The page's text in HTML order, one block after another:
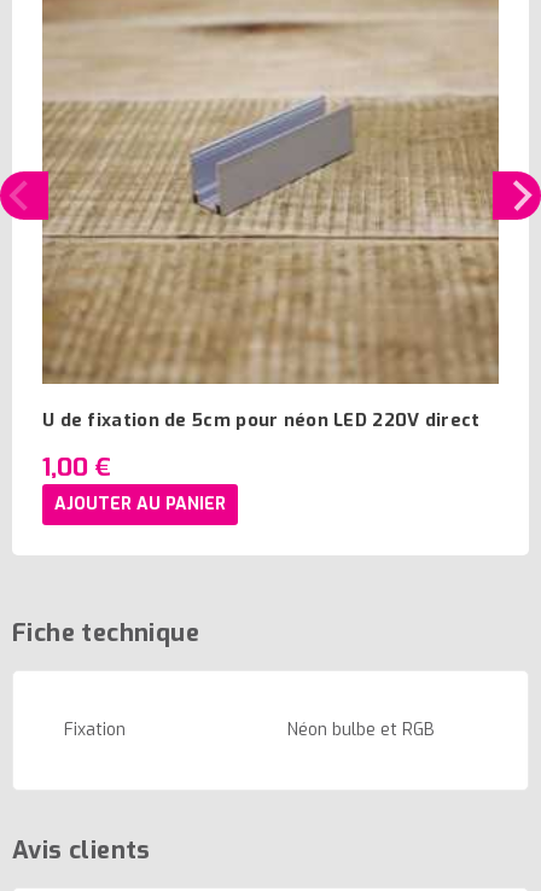
U de fixation de 5cm pour néon LED 220V direct
1,00 €
AJOUTER AU PANIER
Fiche technique
Fixation Néon bulbe et RGB
Avis clients